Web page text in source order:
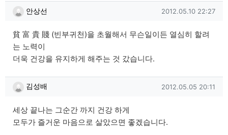
안상선님의 댓글
안상선 작성일
2012.05.10 22:27
貧 富 貴 賤 (빈부귀천)을 초월해서 무슨일이든 열심히 할려
는 노력이
더욱 건강을 유지하게 해주는 것 갔습니다.
김성배님의 댓글
김성배 작성일
2012.05.05 20:11
세상 끝나는 그순간 까지 건강 하게
모두가 즐거운 마음으로 살았으면 좋겠습니다.